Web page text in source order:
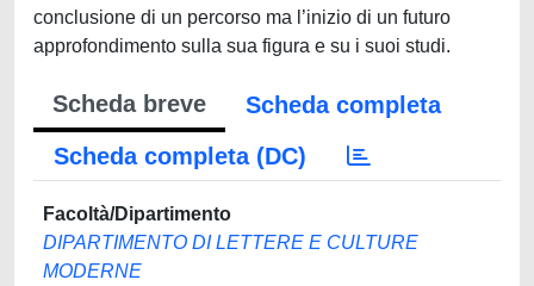
conclusione di un percorso ma l’inizio di un futuro
approfondimento sulla sua figura e su i suoi studi.
Scheda breve
Scheda completa
Scheda completa (DC)
Facoltà/Dipartimento
DIPARTIMENTO DI LETTERE E CULTURE
MODERNE